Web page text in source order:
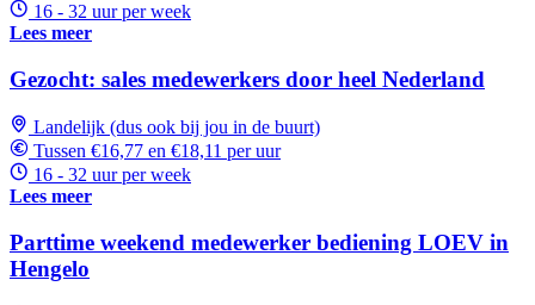
16 - 32 uur per week
Lees meer
Gezocht: sales medewerkers door heel Nederland
Landelijk (dus ook bij jou in de buurt)
Tussen €16,77 en €18,11 per uur
16 - 32 uur per week
Lees meer
Parttime weekend medewerker bediening LOEV in
Hengelo